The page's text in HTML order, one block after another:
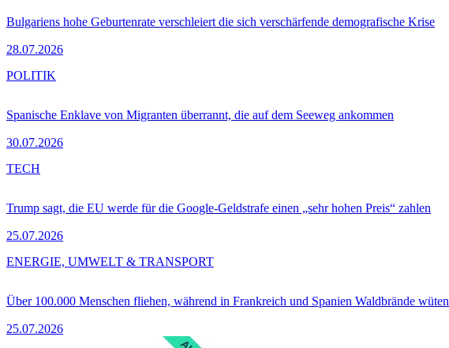
Bulgariens hohe Geburtenrate verschleiert die sich verschärfende demografische Krise
28.07.2026
Spanische Enklave von Migranten überrannt, die auf dem Seeweg ankommen
30.07.2026
POLITIK
Trump sagt, die EU werde für die Google-Geldstrafe einen „sehr hohen Preis“ zahlen
25.07.2026
TECH
Über 100.000 Menschen fliehen, während in Frankreich und Spanien Waldbrände wüten
25.07.2026
ENERGIE, UMWELT & TRANSPORT